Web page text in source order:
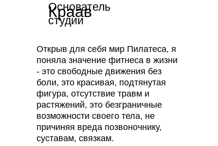
Краав
Основатель
студии
Открыв для себя мир Пилатеса, я
поняла значение фитнеса в жизни
- это свободные движения без
боли, это красивая, подтянутая
фигура, отсутствие травм и
растяжений, это безграничные
возможности своего тела, не
причиняя вреда позвоночнику,
суставам, связкам.